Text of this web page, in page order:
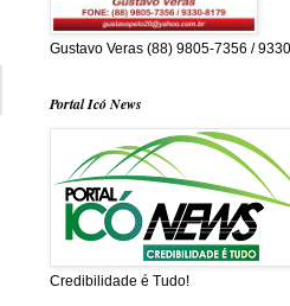
Gustavo Veras (88) 9805-7356 /
Portal Icó News
Credibilidade é Tudo!